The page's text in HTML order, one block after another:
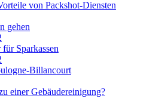
von Packshot-Diensten
gehen
Sparkassen
Billancourt
einer Gebäudereinigung?